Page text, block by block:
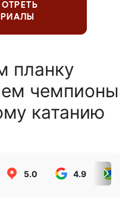
планку
чемпионы
катанию
5.0 4.9